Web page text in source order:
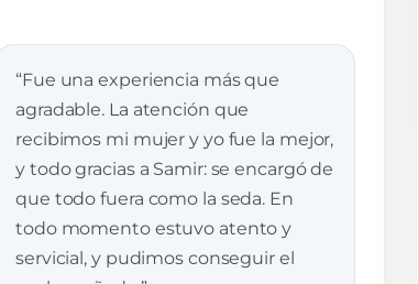
“Fue una experiencia más que
agradable. La atención que
recibimos mi mujer y yo fue la mejor,
y todo gracias a Samir: se encargó de
que todo fuera como la seda. En
todo momento estuvo atento y
servicial, y pudimos conseguir el